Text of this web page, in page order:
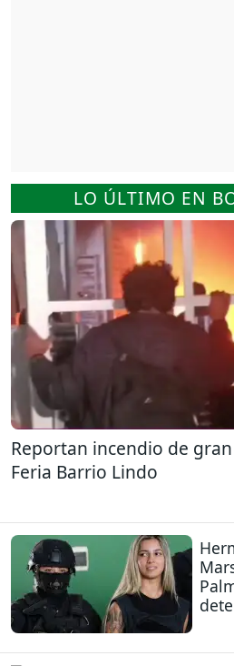
LO ÚLTIMO EN
Reportan incendio de
Feria Barrio Lindo